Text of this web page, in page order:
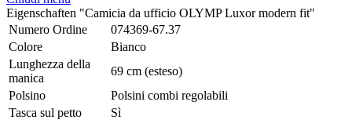
Eigenschaften "Camicia da ufficio OLYMP Luxor modern fit"
Numero Ordine
074369-67.37
Colore
Bianco
Lunghezza della
manica
69 cm (esteso)
Polsino
Polsini combi regolabili
Tasca sul petto
Sì